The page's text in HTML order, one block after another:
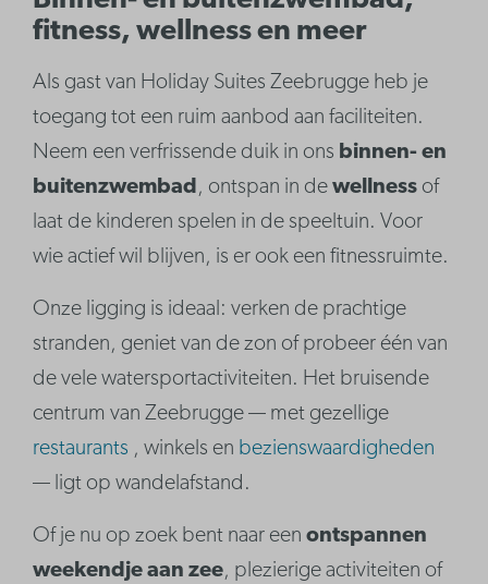
fitness, wellness en meer
Als gast van Holiday Suites Zeebrugge heb je
toegang tot een ruim aanbod aan faciliteiten.
Neem een verfrissende duik in ons binnen- en
buitenzwembad, ontspan in dewellness of
laat de kinderen spelen in de speeltuin. Voor
wie actief wil blijven, is er ook een fitnessruimte.
Onze ligging is ideaal: verken de prachtige
stranden, geniet van de zon of probeer één van
de vele watersportactiviteiten. Het bruisende
centrum van Zeebrugge — met gezellige
restaurants , winkels en bezienswaardigheden
— ligt op wandelafstand.
Of je nu op zoek bent naar eenontspannen
weekendje aan zee, plezierige activiteiten of